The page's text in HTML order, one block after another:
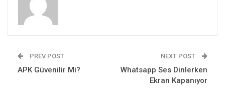
PREV POST
APK Güvenilir Mi?
NEXT POST
Whatsapp Ses Dinlerken
Ekran Kapanıyor